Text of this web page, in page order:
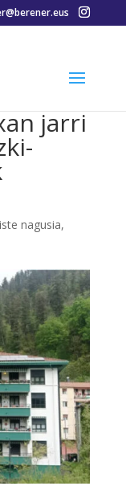
jarri
nagusia,